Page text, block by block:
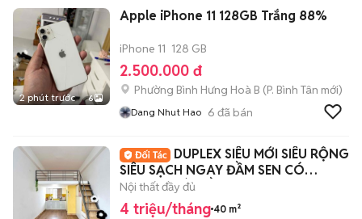
2 phút trước 6
Apple iPhone 11 128GB Trắng 88%
iPhone 11 128 GB
2.500.000 đ
Phường Bình Hưng Hoà B (P. Bình Tân mới)
Dang Nhut Hao 6 đã bán
DUPLEX SIÊU MỚI SIÊU RỘNG
SIÊU SẠCH NGAY ĐẦM SEN CÓ
THANG MÁY HẦM XE
Nội thất đầy đủ
4 triệu/tháng 40 m²